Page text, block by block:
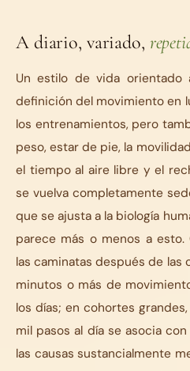
A diario, variado,
Un estilo de vida orientado
definición del movimiento en
los entrenamientos, pero
peso, estar de pie, la
el tiempo al aire libre y el
se vuelva completamente
que se ajusta a la biología
parece más o menos a esto.
las caminatas después de
minutos o más de
los días; en cohortes
mil pasos al día se asocia
las causas sustancialmente